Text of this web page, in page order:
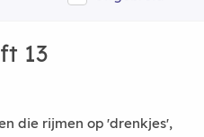
13
die rijmen op 'drenkjes',